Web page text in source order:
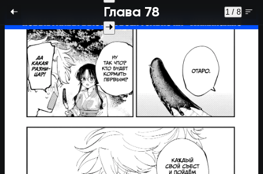
Глава 78 1 / 8